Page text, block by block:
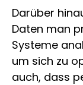
Darüber
Daten man
Systeme
um sich zu
auch, dass